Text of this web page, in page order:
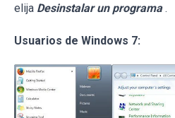
elija Desinstalar un programa .
Usuarios de Windows 7: